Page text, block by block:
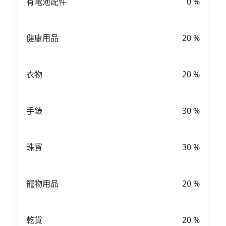
健康用品 20%
衣物 20%
手錶 30%
珠寶 30%
寵物用品 20%
乾貨 20%